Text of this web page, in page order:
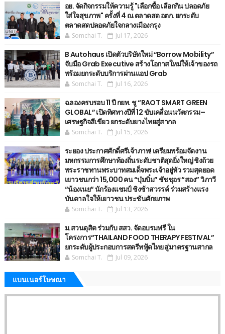
อย. จัดกิจกรรมให้ความรู้ "เลือกซื้อ เลือกกิน ปลอดภัย
ใส่ใจสุขภาพ" ครั้งที่ 4 ณ ตลาดสด อตก. ยกระดับ
ตลาดสดปลอดภัยใจกลางเมืองกรุง
Somchai T. Jul 17, 2026
B Autohaus เปิดตัวบริษัทใหม่ “Borrow Mobility”
จับมือ Grab Executive สร้างโอกาสใหม่ให้เจ้าของรถ
พร้อมยกระดับบริการผ่านแอป Grab
Somchai T. Jul 16, 2026
ฉลองครบรอบ 11 ปี กยท. ชู “RAOT SMART GREEN
GLOBAL” เปิดทิศทางปีที่ 12 ขับเคลื่อนนวัตกรรม–
เศรษฐกิจสีเขียว ยกระดับยางไทยสู่สากล
Somchai T. Jul 15, 2026
ระยอง ประกาศศักดิ์ศรีเจ้าภาพ! เตรียมพร้อมจัดงาน
มหกรรมการศึกษาท้องถิ่นระดับชาติสุดยิ่งใหญ่ ชิงถ้วย
พระราชทานพระบาทสมเด็จพระเจ้าอยู่หัว รวมสุดยอด
เยาวชนกว่า 15,000 คน “บุ๋มบิ๋ม” ชัชชุอร “สอง” วิภาวี
“น้องเนย“ นักร้องแชมป์ ชิงช้าสวรรค์ ร่วมสร้างแรง
บันดาลใจให้เยาวชน ประชันศักยภาพ
Somchai T. Jul 13, 2026
ม.สวนดุสิต ร่วมกับ สสว. จัดอบรมฟรี ใน
โครงการ“THAILAND FOOD THERAPY FESTIVAL”
ยกระดับผู้ประกอบการสตรีทฟู้ดไทย สู่มาตรฐานสากล
Somchai T. Jul 09, 2026
แบนเนอร์โษษณา